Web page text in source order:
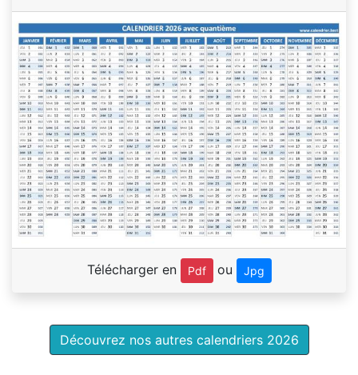
Télécharger en Pdf ou Jpg
Découvrez nos autres calendriers 2026